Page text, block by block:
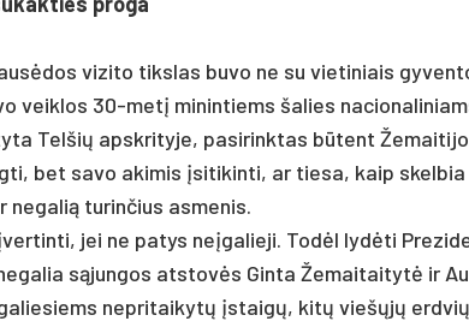
vi­zi­to tiks­las bu­vo ne su vie­ti­niais
veik­los 30-metį mi­nin­tiems ša­lies
Tel­šių ap­skri­ty­je, pa­si­rink­tas būtent
bet sa­vo aki­mis įsi­ti­kin­ti, ar tie­sa, kaip
tu­rin­čius as­me­nis.
jei ne pa­tys ne­įga­lie­ji. Todėl lydė­ti
sąjun­gos at­stovės Gin­ta Že­mai­tai­tytė ir
ne­pri­tai­kytų įstaigų, kitų viešųjų